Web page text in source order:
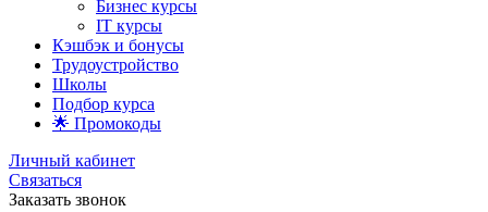
Бизнес курсы
IT курсы
Кэшбэк и бонусы
Трудоустройство
Школы
Подбор курса
🌟 Промокоды
Личный кабинет
Связаться
Заказать звонок